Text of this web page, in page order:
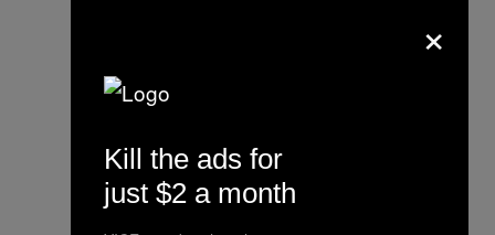
×
Kill the ads for
just $2 a month